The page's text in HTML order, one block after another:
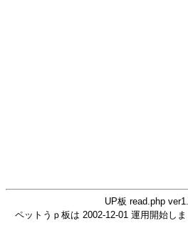
UP板 read.php
ペットうｐ板は 2002-12-01 運用開始し